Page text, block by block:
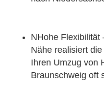
NHohe Flexibilität
Nähe realisiert
Ihren Umzug von
Braunschweig oft